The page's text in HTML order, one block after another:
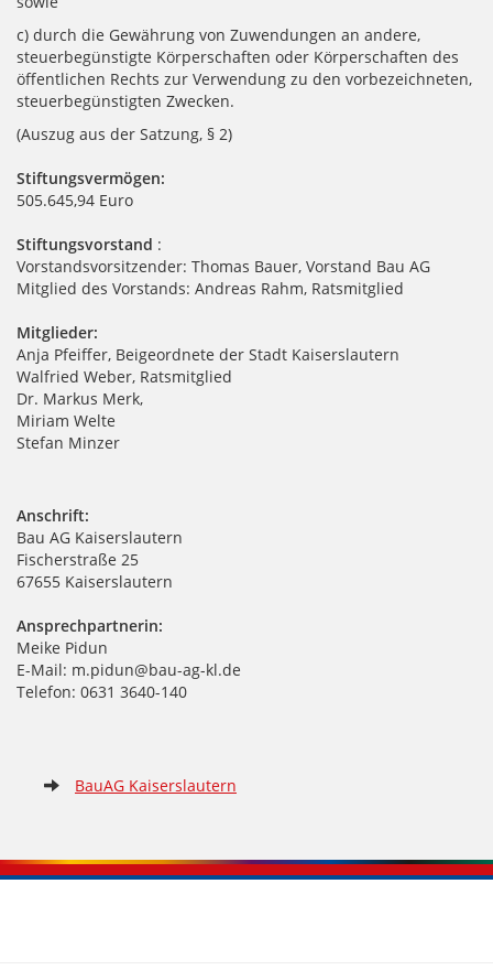
c) durch die Gewährung von Zuwendungen an andere,
steuerbegünstigte Körperschaften oder Körperschaften des
öffentlichen Rechts zur Verwendung zu den vorbezeichneten,
steuerbegünstigten Zwecken.
(Auszug aus der Satzung, § 2)
Stiftungsvermögen:
505.645,94 Euro
Stiftungsvorstand :
Vorstandsvorsitzender: Thomas Bauer, Vorstand Bau AG
Mitglied des Vorstands: Andreas Rahm, Ratsmitglied
Mitglieder:
Anja Pfeiffer, Beigeordnete der Stadt Kaiserslautern
Walfried Weber, Ratsmitglied
Dr. Markus Merk,
Miriam Welte
Stefan Minzer
Anschrift:
Bau AG Kaiserslautern
Fischerstraße 25
67655 Kaiserslautern
Ansprechpartnerin:
Meike Pidun
E-Mail: m.pidun@bau-ag-kl.de
Telefon: 0631 3640-140
BauAG Kaiserslautern